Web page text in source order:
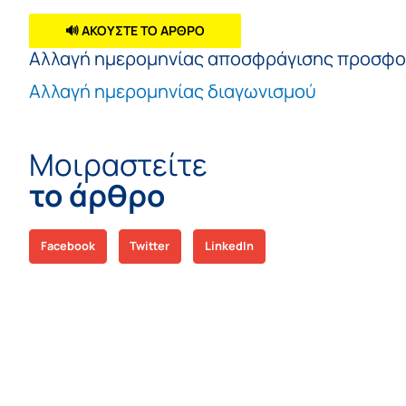
🔊 ΑΚΟΥΣΤΕ ΤΟ ΑΡΘΡΟ
Αλλαγή ημερομηνίας αποσφράγισης
Αλλαγή ημερομηνίας διαγωνισμού
Μοιραστείτε
το άρθρο
Facebook Twitter LinkedIn